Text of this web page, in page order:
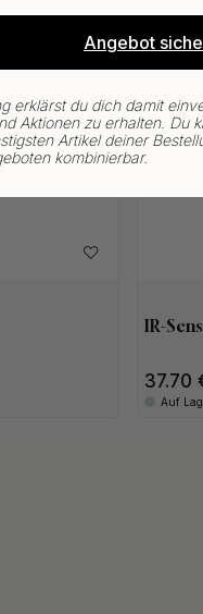
IR-
37.70
Auf
Angebot
erklärst du dich damit
Aktionen zu erhalten. Du
Artikel deiner
kombinierbar.